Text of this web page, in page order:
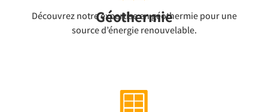
Géothermie
Découvrez notre expertise en géothermie pour une
source d’énergie renouvelable.